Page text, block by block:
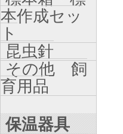
本作成セッ
ト
昆虫針
その他 飼
育用品
保温器具